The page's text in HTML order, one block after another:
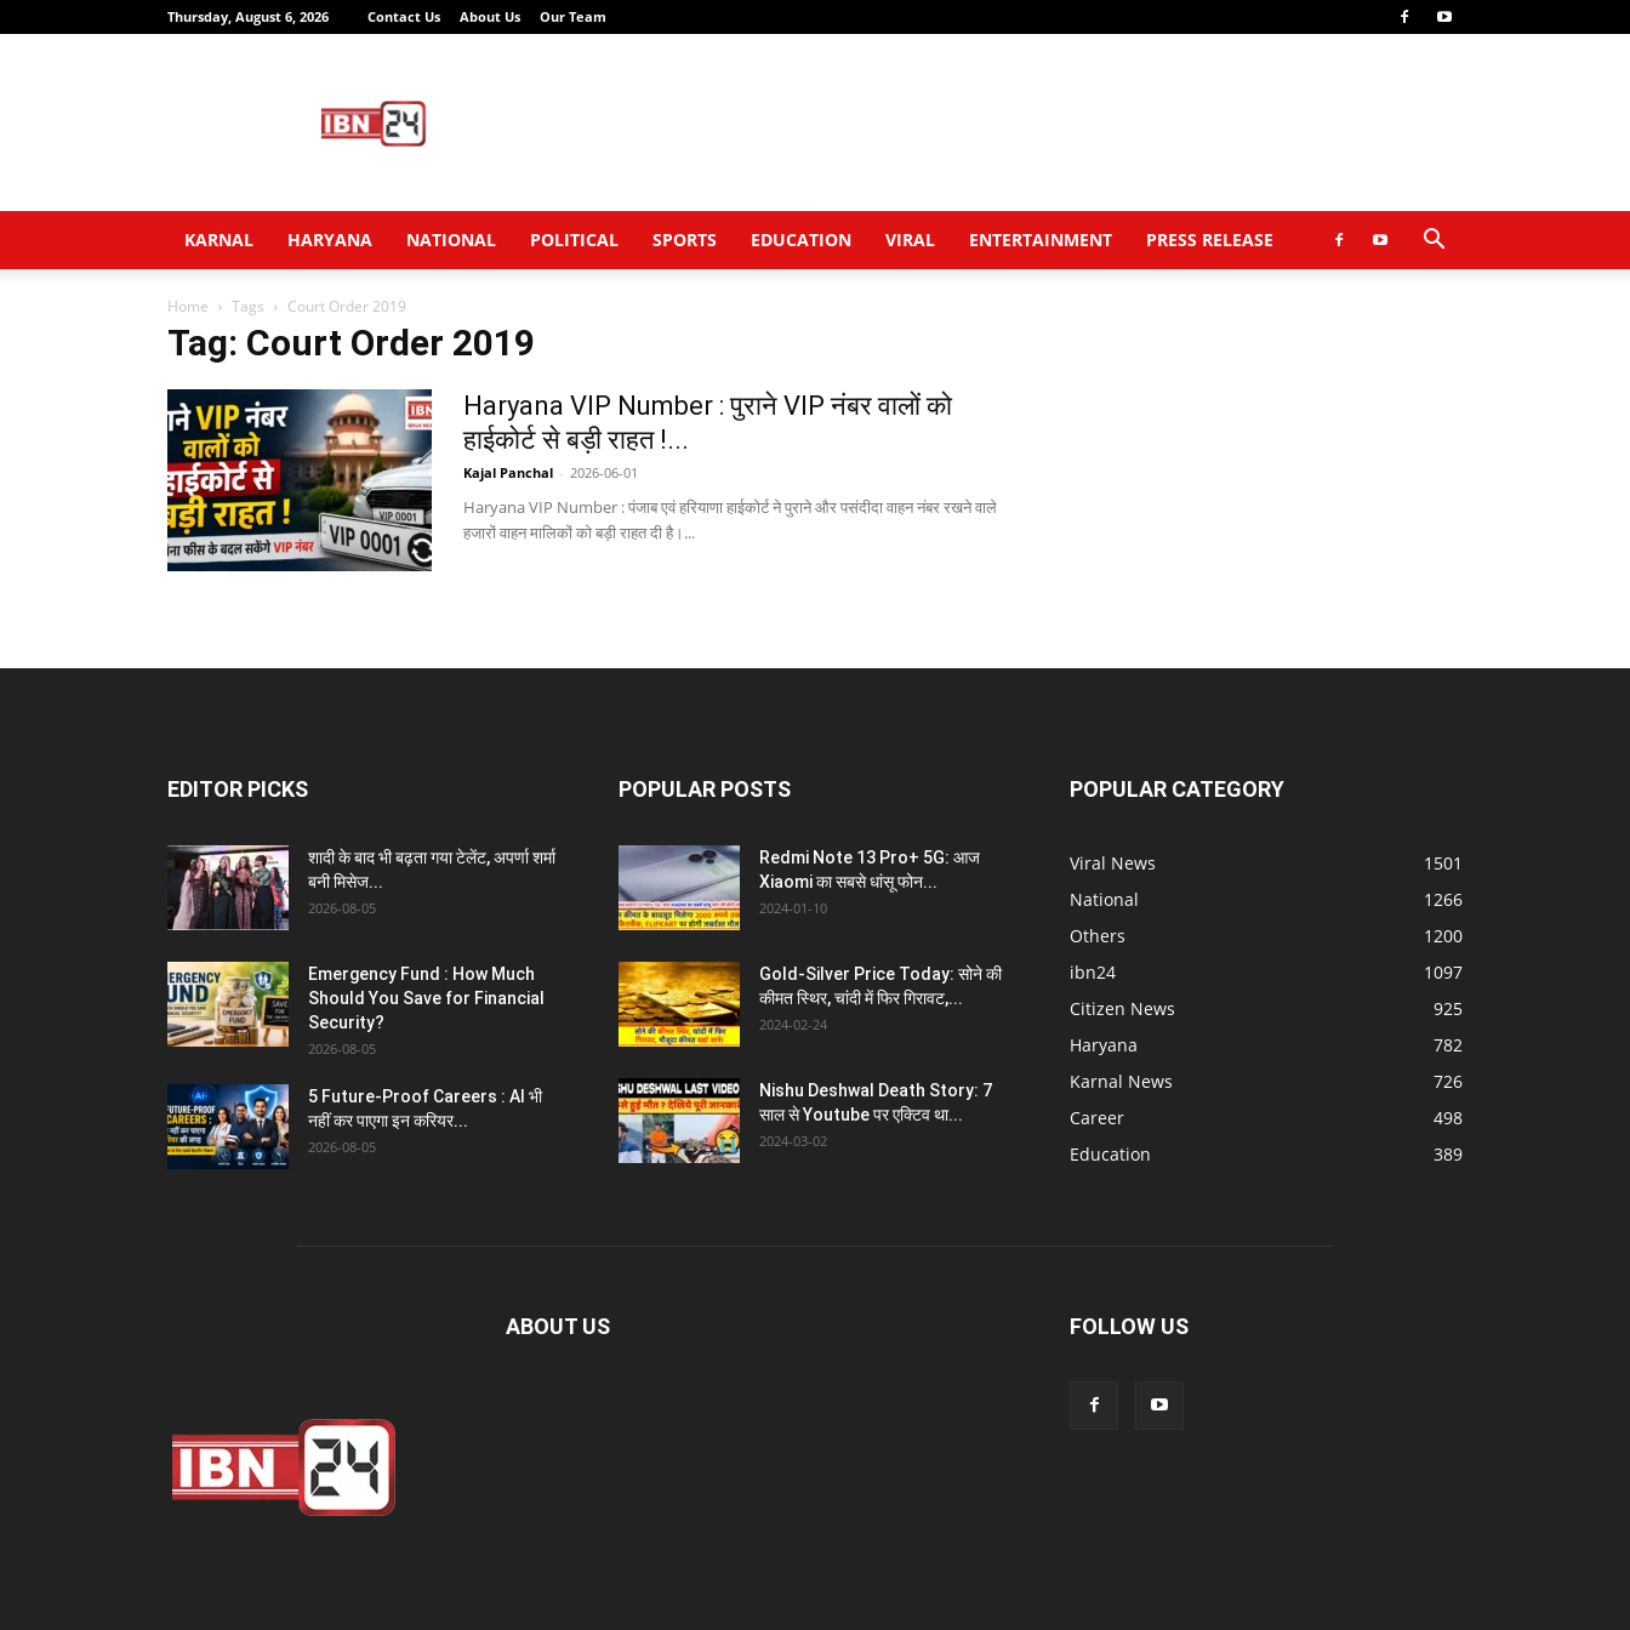
Thursday, August 6, 2026 Contact Us About Us Our Team
News
Network
KARNAL HARYANA NATIONAL POLITICAL SPORTS EDUCATION VIRAL ENTERTAINMENT PRESS RELEASE
Home Tags Court Order 2019
Tag: Court Order 2019
Haryana VIP Number : पुराने VIP नंबर वालों को
हाईकोर्ट से बड़ी राहत !...
Kajal Panchal - 2026-06-01
Haryana VIP Number : पंजाब एवं हरियाणा हाईकोर्ट ने पुराने और पसंदीदा वाहन नंबर रखने वाले
हजारों वाहन मालिकों को बड़ी राहत दी है।...
EDITOR PICKS
शादी के बाद भी बढ़ता गया टेलेंट, अपर्णा शर्मा
बनी मिसेज...
2026-08-05
Emergency Fund : How Much
Should You Save for Financial
Security?
2026-08-05
5 Future-Proof Careers : AI भी
नहीं कर पाएगा इन करियर...
2026-08-05
POPULAR POSTS
Redmi Note 13 Pro+ 5G: आज
Xiaomi का सबसे धांसू फोन...
2024-01-10
Gold-Silver Price Today: सोने की
कीमत स्थिर, चांदी में फिर गिरावट,...
2024-02-24
Nishu Deshwal Death Story: 7
साल से Youtube पर एक्टिव था...
2024-03-02
POPULAR CATEGORY
Viral News
1501
National
1266
Others
1200
ibn24
1097
Citizen News
925
Haryana
782
Karnal News
726
Career
498
Education
389
ABOUT US FOLLOW US